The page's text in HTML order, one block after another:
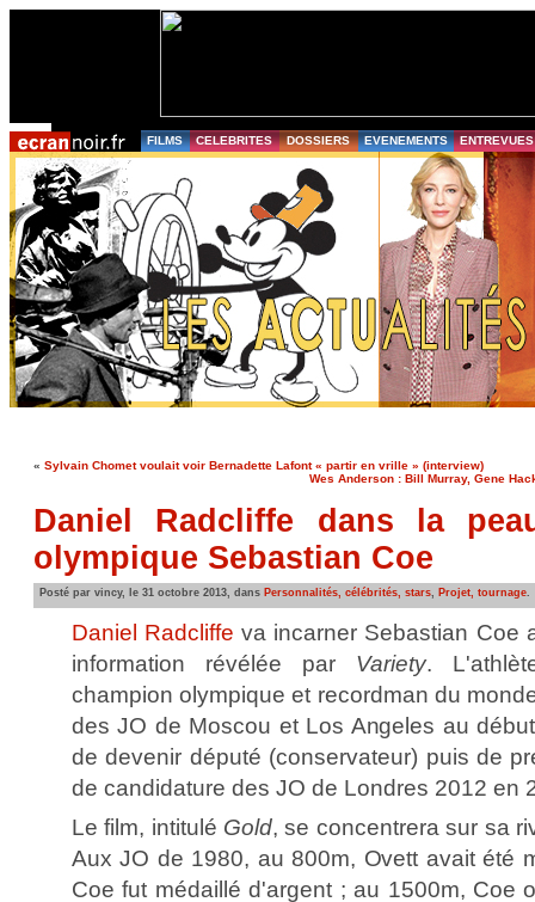
FILMS CELEBRITES DOSSIERS EVENEMENTS ENTREVUES
« Sylvain Chomet voulait voir Bernadette Lafont « partir en vrille » (interview)
Wes Anderson : Bill Murray, Gene
Daniel Radcliffe dans la
olympique Sebastian Coe
Posté par vincy, le 31 octobre 2013, dans Personnalités, célébrités, stars, Projet, tournage.
Daniel Radcliffe va incarner Sebastian Coe
information révélée par Variety.
champion olympique et recordman du
des JO de Moscou et Los Angeles au
de devenir député (conservateur) puis de
de candidature des JO de Londres 2012 en
Le film, intitulé Gold, se concentrera sur sa
Aux JO de 1980, au 800m, Ovett avait été
Coe fut médaillé d'argent ; au 1500m, Coe